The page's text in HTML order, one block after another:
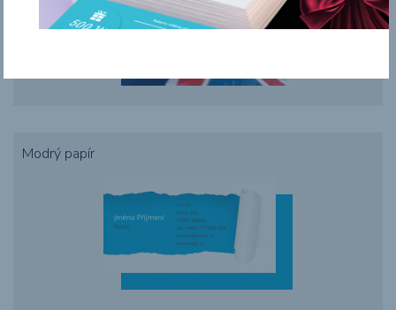
Modrý papír